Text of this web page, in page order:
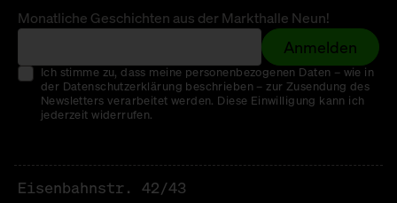
Monatliche Geschichten aus der Markthalle Neun!
Anmelden
Ich stimme zu, dass meine personenbezogenen Daten – wie in
der Datenschutzerklärung beschrieben – zur Zusendung des
Newsletters verarbeitet werden. Diese Einwilligung kann ich
jederzeit widerrufen.
Eisenbahnstr. 42/43